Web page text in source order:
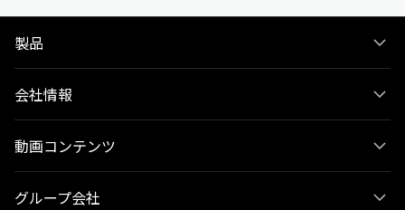
製品
会社情報
動画コンテンツ
グループ会社